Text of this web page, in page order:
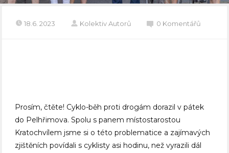
18.6. 2023 Kolektiv Autorů 0 Komentářů
Prosím, čtěte! Cyklo-běh proti drogám dorazil v pátek
do Pelhřimova. Spolu s panem místostarostou
Kratochvílem jsme si o této problematice a zajímavých
zjištěních povídali s cyklisty asi hodinu, než vyrazili dál